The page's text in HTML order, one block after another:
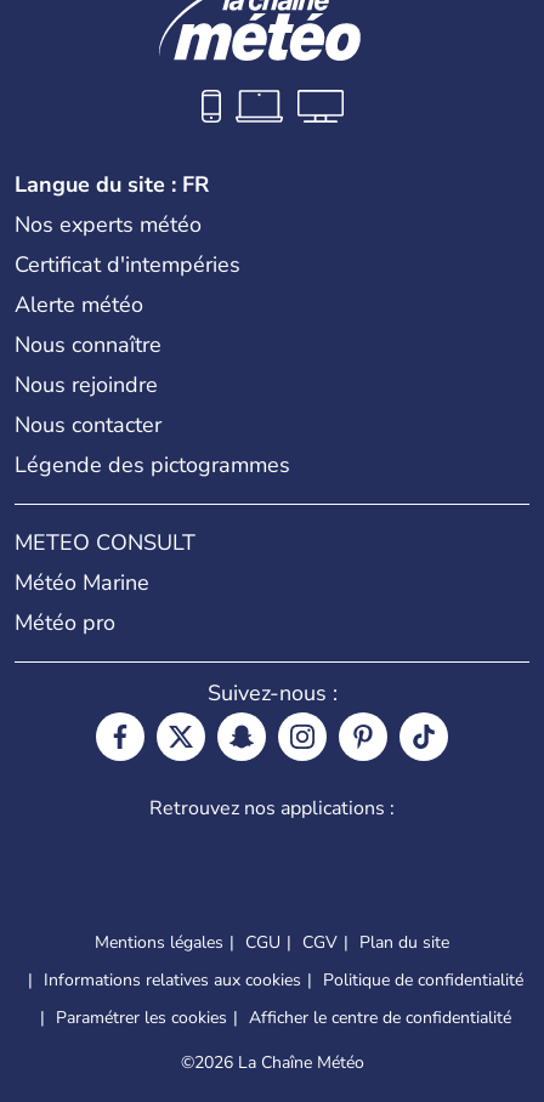
Langue du site : FR
Nos experts météo
Certificat d'intempéries
Alerte météo
Nous connaître
Nous rejoindre
Nous contacter
Légende des pictogrammes
METEO CONSULT
Météo Marine
Météo pro
Suivez-nous :
Retrouvez nos applications :
Mentions légales CGU CGV
Plan du site
Informations relatives aux cookies
Politique de confidentialité
Paramétrer les cookies
Afficher le centre de confidentialité
©2026 La Chaîne Météo